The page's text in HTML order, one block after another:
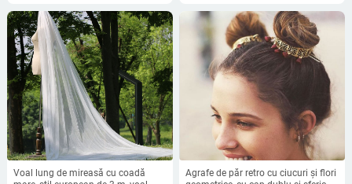
Voal lung de mireasă cu coadă
Agrafe de păr retro cu ciucuri și flori